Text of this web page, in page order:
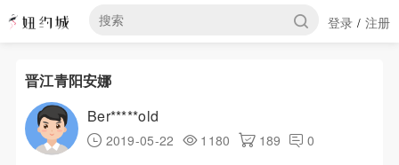
登录 / 注册
晋江青阳安娜
Ber*****old
2019-05-22 1180 189 0